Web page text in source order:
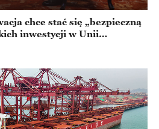
chce stać się „bezpieczną
inwestycji w Unii